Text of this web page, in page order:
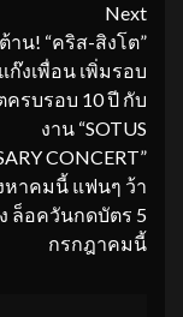
Next
าน! “คริส-สิงโต”
งเพื่อน เพิ่มรอบ
ครบรอบ 10 ปี กับ
งาน “SOTUS
CONCERT”
หาคมนี้ แฟนๆ ว้า
ล็อควันกดบัตร 5
กรกฎาคมนี้